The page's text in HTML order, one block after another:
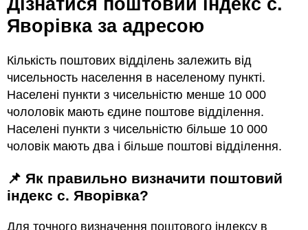
Яворівка за адресою
Кількість поштових відділень залежить від
чисельность населення в населеному пункті.
Населені пункти з чисельністю менше 10 000
чололовік мають єдине поштове відділення.
Населені пункти з чисельністю більше 10 000
чоловік мають два і більше поштові відділення.
📌 Як правильно визначити поштовий
індекс с. Яворівка?
Для точного визначення поштового індексу в